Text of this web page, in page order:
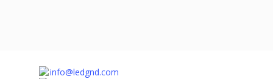
info@ledgnd.com